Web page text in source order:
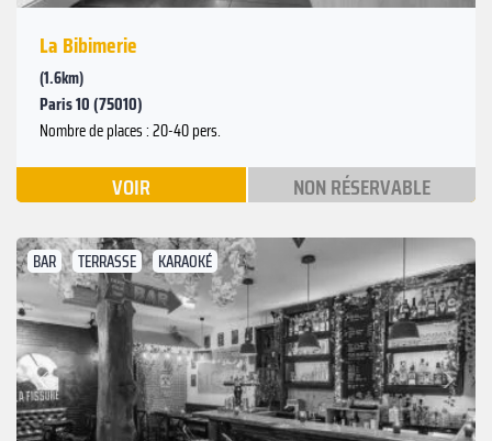
La Bibimerie
(1.6km)
Paris 10 (75010)
Nombre de places : 20-40 pers.
VOIR NON RÉSERVABLE
BAR TERRASSE KARAOKÉ
Précédent
Suivant